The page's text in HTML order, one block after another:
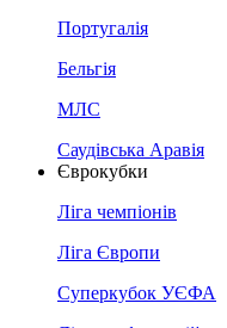
Португалія
Бельгія
МЛС
Саудівська Аравія
Єврокубки
Ліга чемпіонів
Ліга Європи
Суперкубок УЄФА